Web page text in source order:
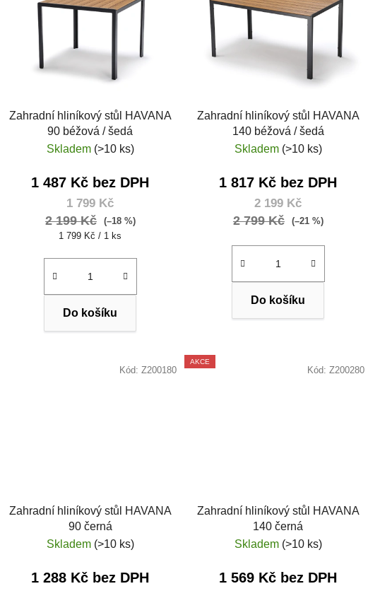
Zahradní hliníkový stůl HAVANA
90 béžová / šedá
Skladem (>10 ks)
1 487 Kč bez DPH
1 799 Kč
2 199 Kč
(–18 %)
Měrná
1 799 Kč / 1 ks
Do košíku
Zahradní hliníkový stůl HAVANA
140 béžová / šedá
Skladem (>10 ks)
1 817 Kč bez DPH
2 199 Kč
2 799 Kč (–21 %)
Do košíku
Zahradní hliníkový stůl HAVANA
90 černá
Skladem (>10 ks)
1 288 Kč bez DPH
Kód: Z200180
AKCE
Zahradní hliníkový stůl HAVANA
140 černá
Skladem (>10 ks)
1 569 Kč bez DPH
Kód: Z200280